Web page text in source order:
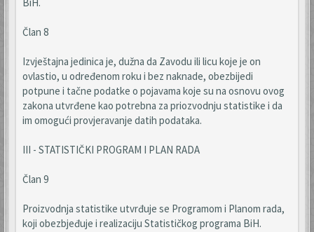
Član 8
Izvještajna jedinica je, dužna da Zavodu ili licu koje je on
ovlastio, u određenom roku i bez naknade, obezbijedi
potpune i tačne podatke o pojavama koje su na osnovu ovog
zakona utvrđene kao potrebna za priozvodnju statistike i da
im omogući provjeravanje datih podataka.
III - STATISTIČKI PROGRAM I PLAN RADA
Član 9
Proizvodnja statistike utvrđuje se Programom i Planom rada,
koji obezbjeđuje i realizaciju Statističkog programa BiH.